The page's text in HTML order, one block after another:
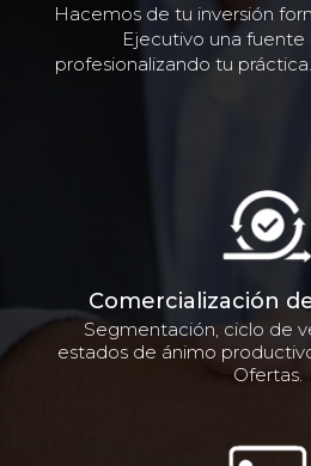
Hacemos de tu inversión
Ejecutivo una fuente
profesionalizando tu
Comercialización
Segmentación, ciclo de
estados de ánimo
Ofertas.